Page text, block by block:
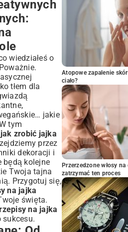
jajek
nudę na
po
smaki
odsłonie: Jak
i
jajka
faszerowane z
sztuka na
Ekologiczne
i postaci:
jajek
formą i
przystawka
Porcja na
wiedziałeś o
tłem dla
jakie
tym
jak zrobić jajka
przez
dekoracji i
będą kolejne
Twoja tajna
Przygotuj się,
na jajka
święta.
na jajka
Atopowe zapalenie
ciało?
Przerzedzone włosy
zatrzymać ten proces